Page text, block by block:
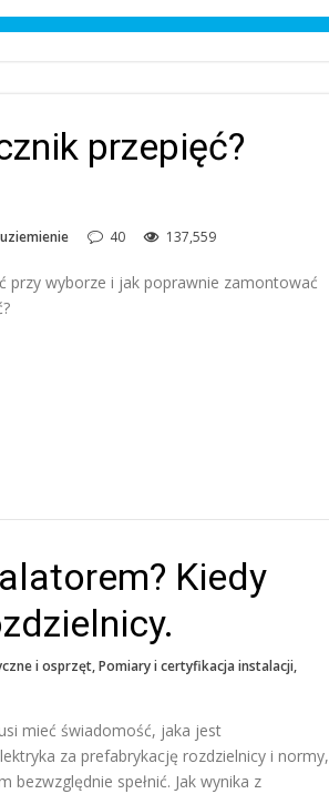
przepięć?
40 137,559
przy wyborze i jak poprawnie zamontować
Kiedy
i osprzęt,Pomiary i certyfikacja instalacji,
mieć świadomość, jaka jest
za prefabrykację rozdzielnicy i normy,
bezwzględnie spełnić. Jak wynika z